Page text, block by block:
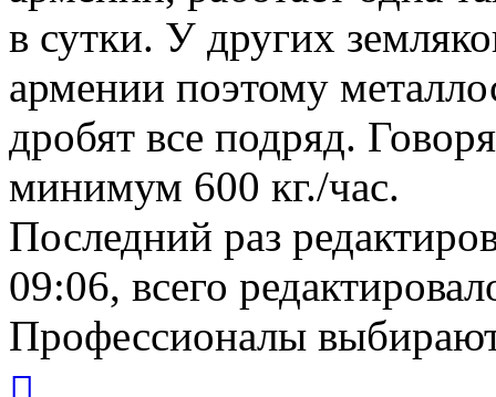
в сутки. У других
армении поэтому
дробят все подряд.
минимум 600 кг./час.
Последний раз
09:06, всего
Профессионалы